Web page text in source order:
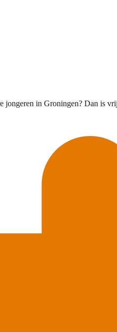
jongeren in Groningen? Dan is